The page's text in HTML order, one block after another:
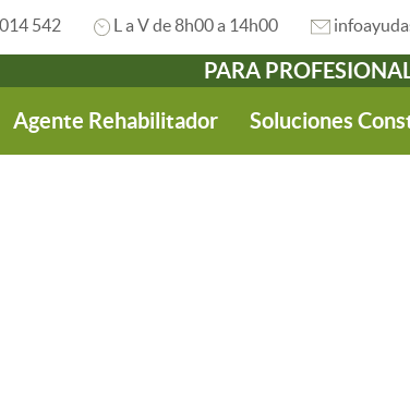
542 L a V de 8h00 a 14h00
PARA
Agente Rehabilitador
Soluciones